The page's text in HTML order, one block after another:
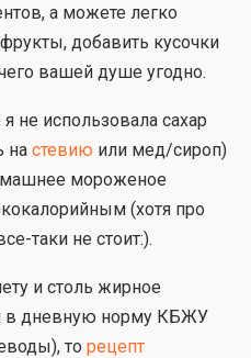
а можете легко
добавить кусочки
вашей душе угодно.
не использовала сахар
на стевию или мед/сироп)
мороженое
(хотя про
таки не стоит:).
и столь жирное
в дневную норму КБЖУ
то рецепт